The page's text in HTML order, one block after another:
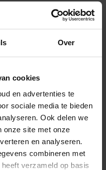
Over
cookies
en advertenties te
sociale media te bieden
Ook delen we
onze site met onze
en analyseren.
combineren met
verzameld op basis